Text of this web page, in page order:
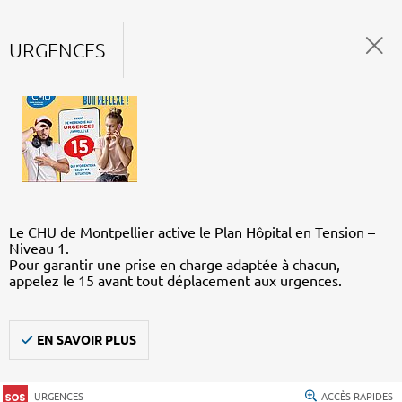
URGENCES
Le CHU de Montpellier active le Plan Hôpital en Tension –
Niveau 1.
Pour garantir une prise en charge adaptée à chacun,
appelez le 15 avant tout déplacement aux urgences.
EN SAVOIR PLUS
URGENCES ACCÈS RAPIDES